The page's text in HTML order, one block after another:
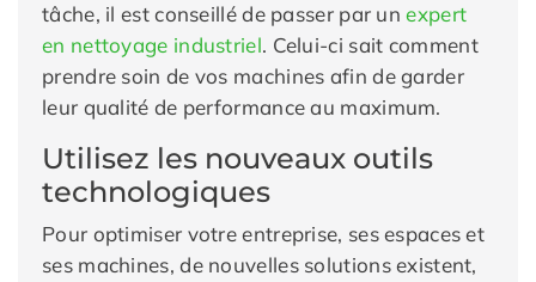
tâche, il est conseillé de passer par unexpert
en nettoyage industriel. Celui-ci sait comment
prendre soin de vos machines afin de garder
leur qualité de performance au maximum.
Utilisez les nouveaux outils
technologiques
Pour optimiser votre entreprise, ses espaces et
ses machines, de nouvelles solutions existent,